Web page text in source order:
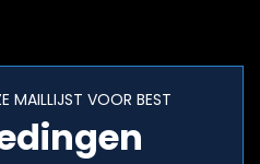
MAILLIJST VOOR BEST